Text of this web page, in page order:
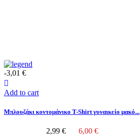
-3,01 €
Add to cart
Μπλουζάκι κοντομάνικο T-Shirt γυναικείο μακό...
2,99 € 6,00 €